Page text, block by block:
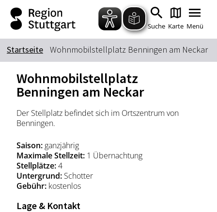
Zum Hauptinhalt springen
Zur Suche springen
Zur Hauptnavigation
Zum Footer springen
Suche Karte Menü
Suchbegriff
Stadtführungen
Citytour
Erlebnisse
Essen & Trinken
Wein
Kultur
Startseite Wohnmobilstellplatz Benningen am Neckar
Wohnmobilstellplatz
Benningen am Neckar
Der Stellplatz befindet sich im Ortszentrum von
Benningen.
Saison:ganzjährig
Maximale Stellzeit:1 Übernachtung
Stellplätze:4
Untergrund:Schotter
Gebühr:kostenlos
Lage & Kontakt